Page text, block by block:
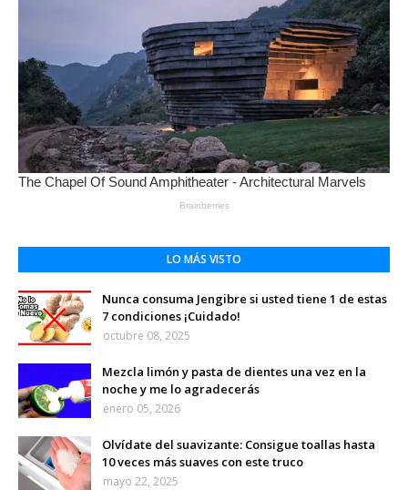
LO MÁS VISTO
Nunca consuma Jengibre si usted tiene 1 de estas
7 condiciones ¡Cuidado!
octubre 08, 2025
Mezcla limón y pasta de dientes una vez en la
noche y me lo agradecerás
enero 05, 2026
Olvídate del suavizante: Consigue toallas hasta
10 veces más suaves con este truco
mayo 22, 2025